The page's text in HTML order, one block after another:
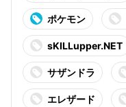
ポケモン
sKILLupper.NET
サザンドラ
エレザード